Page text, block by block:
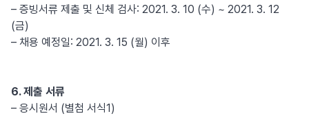
– 증빙서류 제출 및 신체 검사: 2021. 3. 10 (수) ~ 2021. 3. 12
(금)
– 채용 예정일: 2021. 3. 15 (월) 이후
6. 제출 서류
– 응시원서 (별첨 서식1)